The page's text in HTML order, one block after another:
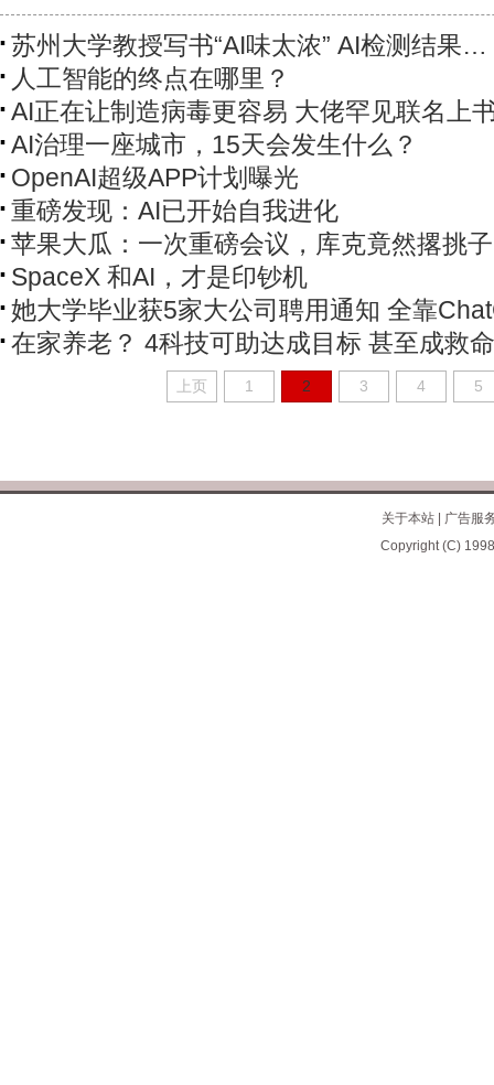
苏州大学教授写书“AI味太浓” AI检测结果…
人工智能的终点在哪里？
AI正在让制造病毒更容易 大佬罕见联名上
AI治理一座城市，15天会发生什么？
OpenAI超级APP计划曝光
重磅发现：AI已开始自我进化
苹果大瓜：一次重磅会议，库克竟然撂挑子
SpaceX 和AI，才是印钞机
她大学毕业获5家大公司聘用通知 全靠
在家养老？ 4科技可助达成目标 甚至成救
上页 1 2 3 4 5
关于本站|
广告服
Copyright (C)